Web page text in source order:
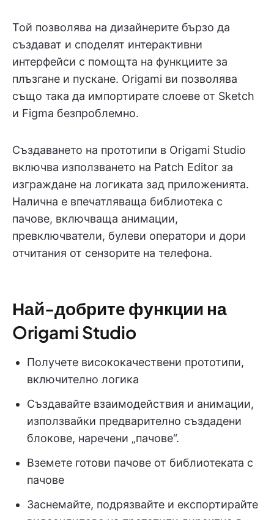
Той позволява на дизайнерите бързо да
създават и споделят интерактивни
интерфейси с помощта на функциите за
плъзгане и пускане. Origami ви позволява
също така да импортирате слоеве от Sketch
и Figma безпроблемно.
Създаването на прототипи в Origami Studio
включва използването на Patch Editor за
изграждане на логиката зад приложенията.
Налична е впечатляваща библиотека с
пачове, включваща анимации,
превключватели, булеви оператори и дори
отчитания от сензорите на телефона.
Най-добрите функции на
Origami Studio
Получете висококачествени прототипи,
включително логика
Създавайте взаимодействия и анимации,
използвайки предварително създадени
блокове, наречени „пачове“.
Вземете готови пачове от библиотеката с
пачове
Заснемайте, подрязвайте и експортирайте